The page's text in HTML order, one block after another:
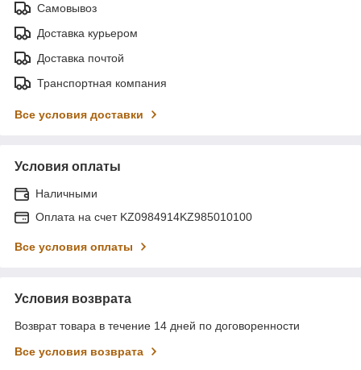
Самовывоз
Доставка курьером
Доставка почтой
Транспортная компания
Все условия доставки
Условия оплаты
Наличными
Оплата на счет KZ0984914KZ985010100
Все условия оплаты
Условия возврата
Возврат товара в течение 14 дней по договоренности
Все условия возврата